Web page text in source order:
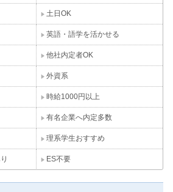
土日OK
英語・語学を活かせる
他社内定者OK
外資系
時給1000円以上
有名企業へ内定多数
理系学生おすすめ
ES不要